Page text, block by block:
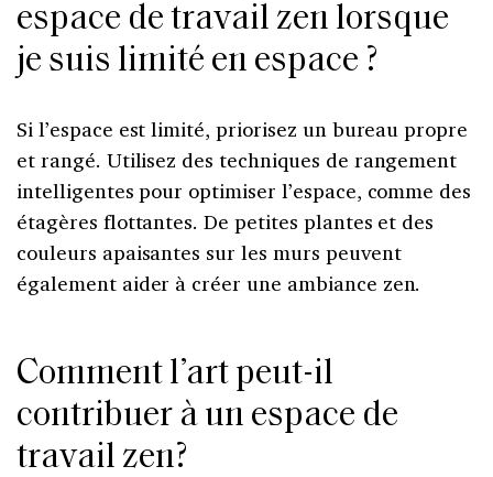
espace de travail zen lorsque
je suis limité en espace ?
Si l’espace est limité, priorisez un bureau propre
et rangé. Utilisez des techniques de rangement
intelligentes pour optimiser l’espace, comme des
étagères flottantes. De petites plantes et des
couleurs apaisantes sur les murs peuvent
également aider à créer une ambiance zen.
Comment l’art peut-il
contribuer à un espace de
travail zen?